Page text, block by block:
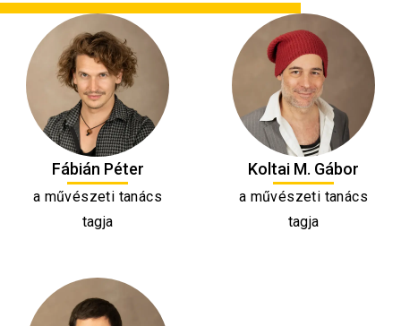
Fábián Péter
a művészeti tanács
tagja
Koltai M. Gábor
a művészeti tanács
tagja